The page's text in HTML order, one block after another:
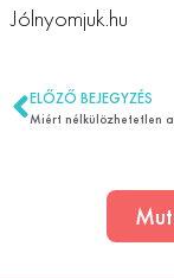
Jólnyomjuk.hu
ELŐZŐ BEJEGYZÉS